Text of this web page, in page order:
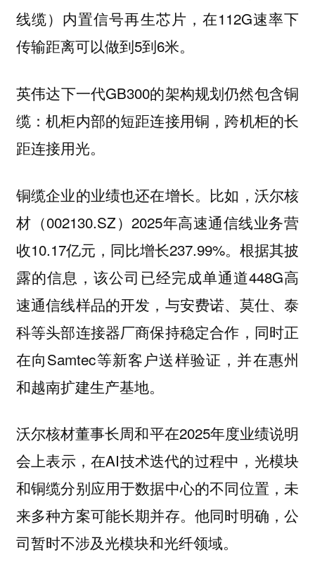
线缆）内置信号再生芯片，在112G速率下
传输距离可以做到5到6米。
英伟达下一代GB300的架构规划仍然包含铜
缆：机柜内部的短距连接用铜，跨机柜的长
距连接用光。
铜缆企业的业绩也还在增长。比如，沃尔核
材（002130.SZ）2025年高速通信线业务营
收10.17亿元，同比增长237.99%。根据其披
露的信息，该公司已经完成单通道448G高
速通信线样品的开发，与安费诺、莫仕、泰
科等头部连接器厂商保持稳定合作，同时正
在向Samtec等新客户送样验证，并在惠州
和越南扩建生产基地。
沃尔核材董事长周和平在2025年度业绩说明
会上表示，在AI技术迭代的过程中，光模块
和铜缆分别应用于数据中心的不同位置，未
来多种方案可能长期并存。他同时明确，公
司暂时不涉及光模块和光纤领域。